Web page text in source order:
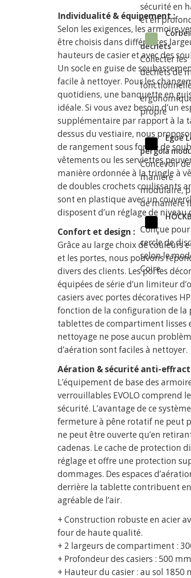
sécurité en
et en
déchets
Collecter les
déchets de
propre
Egoé
pergola
Concevoir de
manière
modulaire,
de manière
Conçue
cercle de
selon le
Coire
Individualité & équipement :
Selon les exigences, les armoire
être choisis dans différentes
hauteurs de casier et avec des
Un socle en guise de
facile à nettoyer. Pour les
quotidiens, une banquette en
idéale. Si vous avez besoin d’un
supplémentaire par rapport à la
dessus du vestiaire, nous
de rangement sous forme de
vêtements ou les serviettes
manière ordonnée à la tringle à
de doubles crochets coulissants
sont en plastique avec un
disposent d’un réglage de niveau
Confort et design :
Grâce au large choix de couleurs
et les portes, nous pouvons
divers des clients. Les portes
équipées de série d’un limiteur
casiers avec portes décoratives
fonction de la configuration de la
tablettes de compartiment lisses
nettoyage ne pose aucun
d’aération sont faciles à nettoyer.
Aération & sécurité anti-
L’équipement de base des
verrouillables EVOLO comprend
sécurité. L’avantage de ce
fermeture à pêne rotatif ne peut
ne peut être ouverte qu’en
cadenas. Le cache de protection
réglage et offre une protection
dommages. Des espaces
derrière la tablette contribuent
agréable de l’air.
+ Construction robuste en acier
four de haute qualité.
+ 2 largeurs de compartiment :
+ Profondeur des casiers : 500 mm
+ Hauteur du casier : au sol 1850